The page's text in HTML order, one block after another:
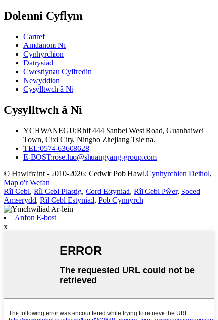
Dolenni Cyflym
Cartref
Amdanom Ni
Cynhyrchion
Datrysiad
Cwestiynau Cyffredin
Newyddion
Cysylltwch â Ni
Cysylltwch â Ni
YCHWANEGU:Rhif 444 Sanbei West Road, Guanhaiwei
Town, Cixi City, Ningbo Zhejiang Tsieina.
TEL:0574-63608628
E-BOST:rose.luo@shuangyang-group.com
© Hawlfraint - 2010-2026: Cedwir Pob Hawl.Cynhyrchion Dethol,
Map o'r Wefan
Rîl Cebl, Rîl Cebl Plastig, Cord Estyniad, Rîl Cebl Pŵer, Soced
Amserydd, Rîl Cebl Estyniad, Pob Cynnyrch
Anfon E-bost
x